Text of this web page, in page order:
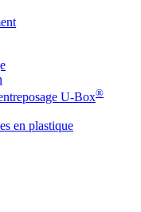
U-Box®
en plastique